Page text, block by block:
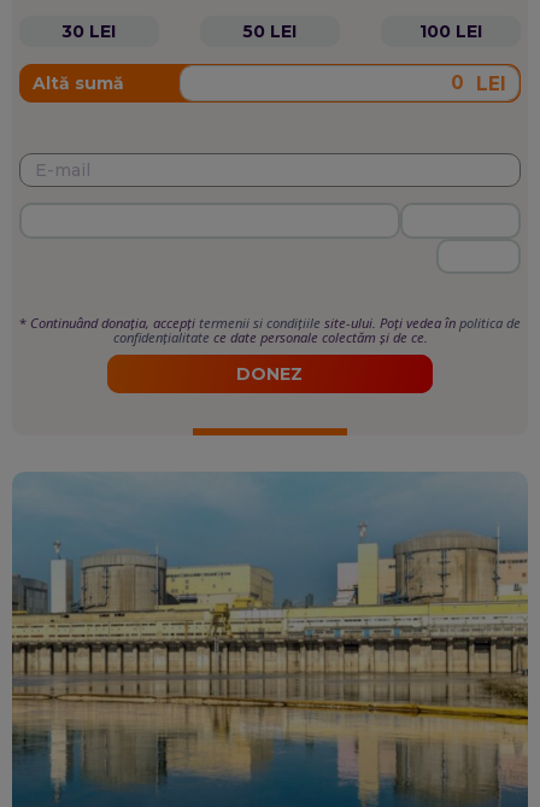
30 LEI
50 LEI 100 LEI
Altă sumă LEI
* Continuând donația, accepți termenii si condițiile site-ului. Poți vedea în politica de
confidențialitate ce date personale colectăm și de ce.
DONEZ